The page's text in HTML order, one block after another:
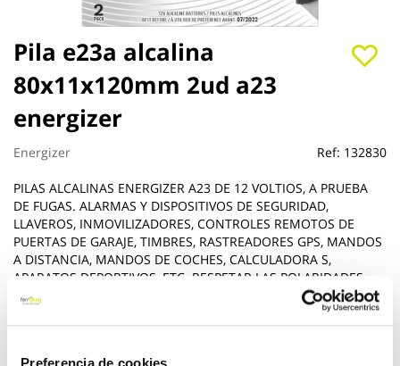
Pila e23a alcalina
80x11x120mm 2ud a23
energizer
Energizer Ref: 132830
PILAS ALCALINAS ENERGIZER A23 DE 12 VOLTIOS, A PRUEBA
DE FUGAS. ALARMAS Y DISPOSITIVOS DE SEGURIDAD,
LLAVEROS, INMOVILIZADORES, CONTROLES REMOTOS DE
PUERTAS DE GARAJE, TIMBRES, RASTREADORES GPS, MANDOS
A DISTANCIA, MANDOS DE COCHES, CALCULADORA S,
APARATOS DEPORTIVOS, ETC. RESPETAR LAS POLARIDADES
(+/-). NO RECARGAR NI ABRIR LAS PILAS. NO ARROJARLAS AL
FUEGO. NO UTILIZAR LAS PILAS JUNTO CON OTRAS DE CLASE
DIFERENTE O YA USADAS, YA QUE PODRÍAN DERRAMAR SU
Saltar
al
comienzo
de
la
galería
de